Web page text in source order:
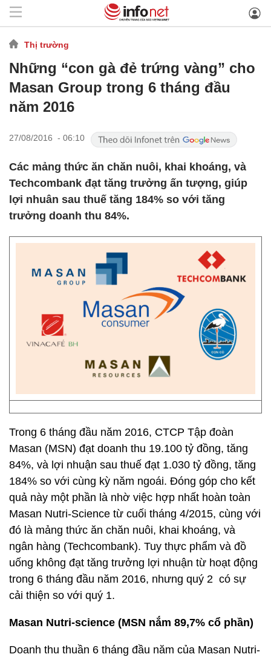
Thị trường
Những “con gà đẻ trứng vàng” cho
Masan Group trong 6 tháng đầu
năm 2016
27/08/2016 - 06:10
Các mảng thức ăn chăn nuôi, khai khoáng, và
Techcombank đạt tăng trưởng ấn tượng, giúp
lợi nhuân sau thuế tăng 184% so với tăng
trưởng doanh thu 84%.
Trong 6 tháng đầu năm 2016, CTCP Tập đoàn
Masan (MSN) đạt doanh thu 19.100 tỷ đồng, tăng
84%, và lợi nhuận sau thuế đạt 1.030 tỷ đồng, tăng
184% so với cùng kỳ năm ngoái. Đóng góp cho kết
quả này một phần là nhờ việc hợp nhất hoàn toàn
Masan Nutri-Science từ cuối tháng 4/2015, cùng với
đó là mảng thức ăn chăn nuôi, khai khoáng, và
ngân hàng (Techcombank). Tuy thực phẩm và đồ
uống không đạt tăng trưởng lợi nhuận từ hoạt động
trong 6 tháng đầu năm 2016, nhưng quý 2 có sự
cải thiện so với quý 1.
Masan Nutri-science (MSN nắm 89,7% cổ phần)
Doanh thu thuần 6 tháng đầu năm của Masan Nutri-